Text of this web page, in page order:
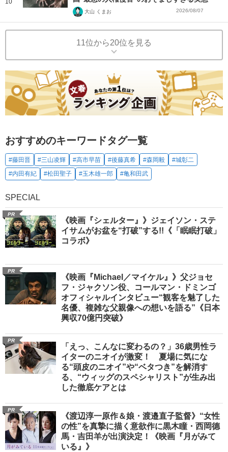
10
大山 くまお 2026/08/07
11位から20位を見る
おすすめのキーワードタグ一覧
#藤田晋 #三山凌輝 #高市早苗 #後藤真希 #森岡毅
#城彰二
#内田有紀
#松田聖子 #玉木雄一郎 #亀和田武
SPECIAL
PR
《映画『シェルター』》ジェイソン・ステ
イサムがお盆を“打破”する!!《「眠眠打破」
コラボ》
PR
《映画『Michael／マイケル』》父ジョセ
フ・ジャクソン役、コールマン・ドミンゴ
オフィシャルインタビュー“観客を魅了した
名優、複雑な父親像への想いを語る”《日本
興収70億円突破》
PR
「えっ、こんなに変わるの？」36歳男性ラ
イターのニオイが激変！ 夏場に気にな
る“頭皮のニオイ”や“ベタつき”を解消す
る、“ウィッグのスペシャリスト”が生み出
した徹底ケアとは
PR
《渡辺淳一原作＆娘・渡邉直子監督》“女性
の性”を真摯に描く意欲作に黒木瞳・西岡德
馬・吉田羊が出演決定！《映画『月がみて
いる』》